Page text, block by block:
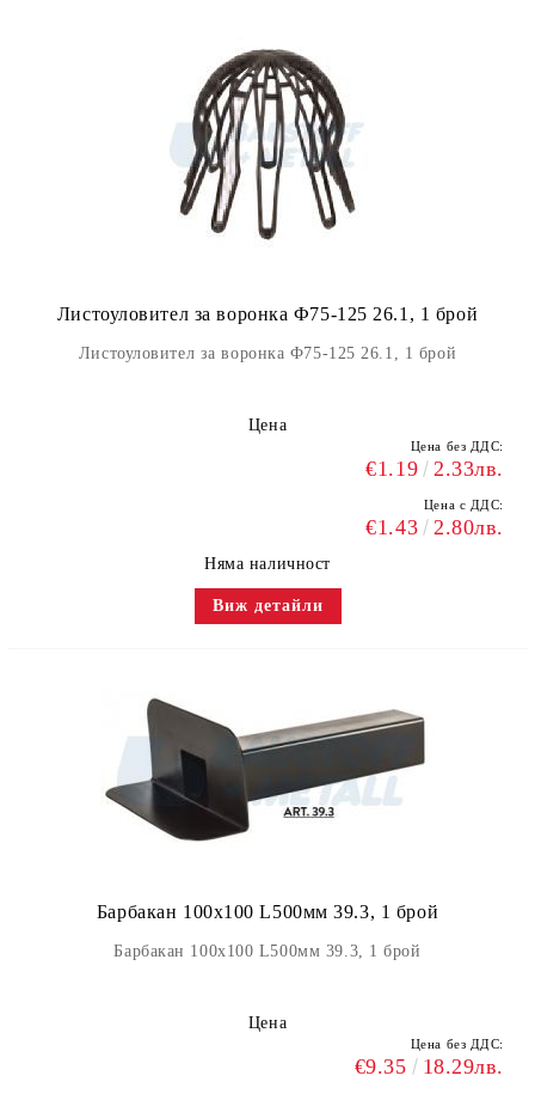
Листоуловител за воронка Ф75-125 26.1, 1 брой
Листоуловител за воронка Ф75-125 26.1, 1 брой
Цена
Цена без ДДС:
€1.19 2.33лв.
Цена с ДДС:
€1.43 2.80лв.
Няма наличност
Виж детайли
Барбакан 100х100 L500мм 39.3, 1 брой
Барбакан 100х100 L500мм 39.3, 1 брой
Цена
Цена без ДДС:
€9.35 18.29лв.